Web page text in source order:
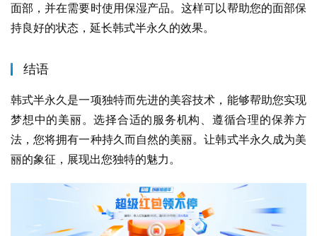
面部，并在需要时使用保湿产品。这样可以帮助您的面部保
持良好的状态，延长韩式半永久的效果。
结语
韩式半永久是一项独特而先进的美容技术，能够帮助您实现
梦想中的美丽。选择合适的服务机构、遵循合理的保养方
法，您将拥有一种持久而自然的美丽。让韩式半永久成为美
丽的象征，展现出您独特的魅力。